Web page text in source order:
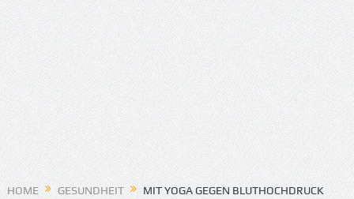
HOME GESUNDHEIT
MIT YOGA GEGEN BLUTHOCHDRUCK